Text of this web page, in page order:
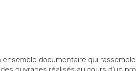
ensemble documentaire qui